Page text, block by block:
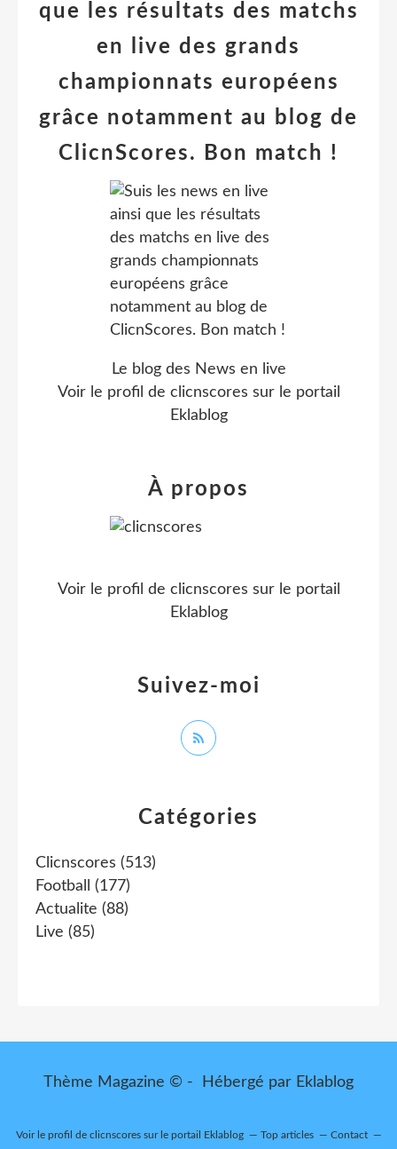
Catégories
Clicnscores (513)
Football
(177)
Actualite (88)
Live (85)
que les résultats des matchs
en live des grands
championnats européens
grâce notamment au blog de
ClicnScores. Bon match !
Le blog des News en live
Voir le profil de clicnscores sur le portail
Eklablog
Suivez-moi
À propos
Voir le profil de clicnscores sur le portail
Eklablog
Thème Magazine © - Hébergé par Eklablog
Voir le profil de clicnscoressur le portail Eklablog Top articles Contact